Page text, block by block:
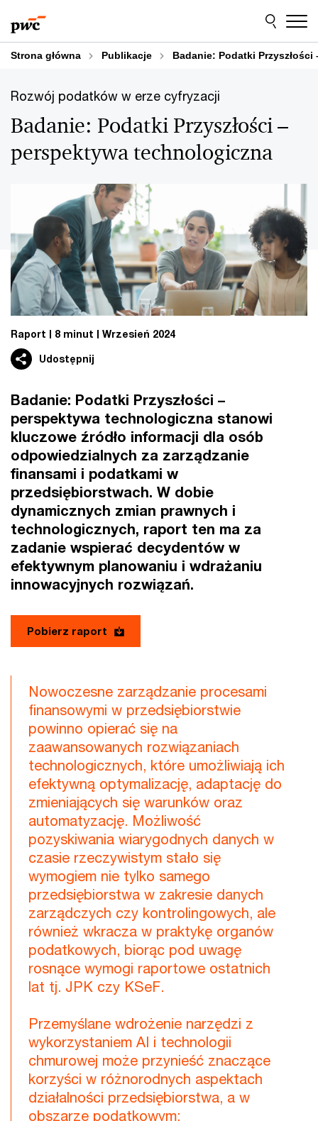
do
treści
do
stopki
Strona główna Publikacje Badanie: Podatki
Rozwój podatków w erze cyfryzacji
Badanie: Podatki Przyszłości –
perspektywa technologiczna
Raport 8 minut Wrzesień 2024
Udostępnij
Badanie: Podatki Przyszłości –
perspektywa technologiczna stanowi
kluczowe źródło informacji dla osób
odpowiedzialnych za zarządzanie
finansami i podatkami w
przedsiębiorstwach. W dobie
dynamicznych zmian prawnych i
technologicznych, raport ten ma za
zadanie wspierać decydentów w
efektywnym planowaniu i wdrażaniu
innowacyjnych rozwiązań.
Pobierz raport
Nowoczesne zarządzanie procesami
finansowymi w przedsiębiorstwie
powinno opierać się na
zaawansowanych rozwiązaniach
technologicznych, które umożliwiają ich
efektywną optymalizację, adaptację do
zmieniających się warunków oraz
automatyzację. Możliwość
pozyskiwania wiarygodnych danych w
czasie rzeczywistym stało się
wymogiem nie tylko samego
przedsiębiorstwa w zakresie danych
zarządczych czy kontrolingowych, ale
również wkracza w praktykę organów
podatkowych, biorąc pod uwagę
rosnące wymogi raportowe ostatnich
lat tj. JPK czy KSeF.
Przemyślane wdrożenie narzędzi z
wykorzystaniem AI i technologii
chmurowej może przynieść znaczące
korzyści w różnorodnych aspektach
działalności przedsiębiorstwa, a w
obszarze podatkowym: